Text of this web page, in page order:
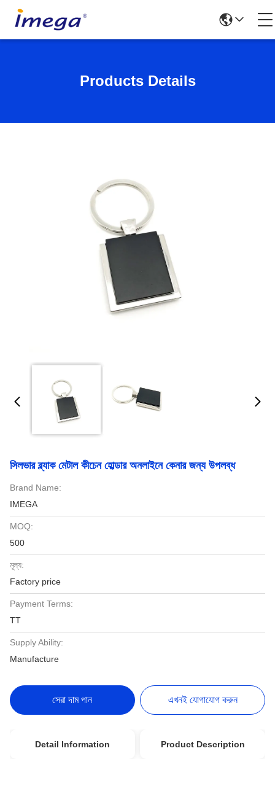
Products Details
সিলভার ব্ল্যাক মেটাল কীচেন হোল্ডার অনলাইনে কেনার জন্য উপলব্ধ
Brand Name:
IMEGA
MOQ:
500
মূল্য:
Factory price
Payment Terms:
TT
Supply Ability:
Manufacture
সেরা দাম পান এখনই যোগাযোগ করুন
Detail Information Product Description